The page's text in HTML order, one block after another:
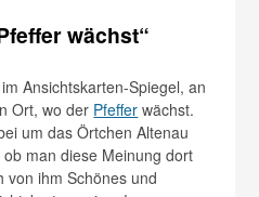
wächst“
Ansichtskarten-Spiegel, an
Ort, wo der Pfeffer wächst.
um das Örtchen Altenau
man diese Meinung dort
von ihm Schönes und